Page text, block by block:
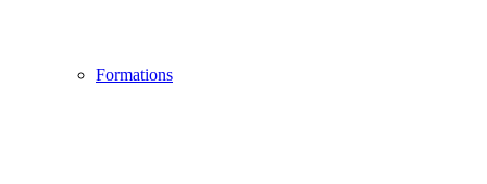
Formations